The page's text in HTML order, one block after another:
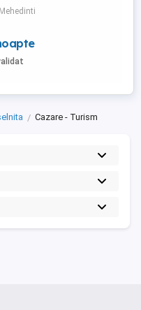
Dunării. Casa
camere pentru închiriere,
are baie proprie, televizor,
parcare, piscina, foișor
precum și toate cele
Cazare - Turism